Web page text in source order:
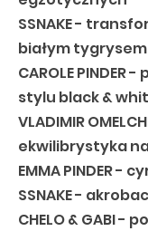
SSNAKE -
białym tygrysem
CAROLE PINDER
stylu black &
VLADIMIR
ekwilibrystyka
EMMA PINDER -
SSNAKE -
CHELO & GABI -